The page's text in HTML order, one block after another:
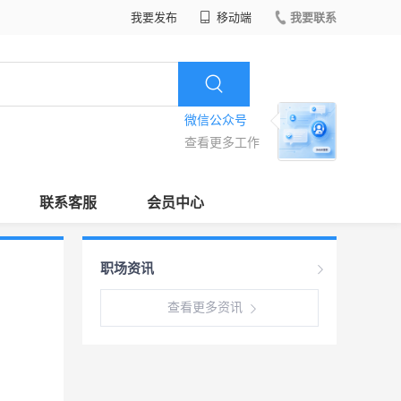
我要发布 移动端 我要联系
微信公众号
查看更多工作
联系客服 会员中心
职场资讯
查看更多资讯